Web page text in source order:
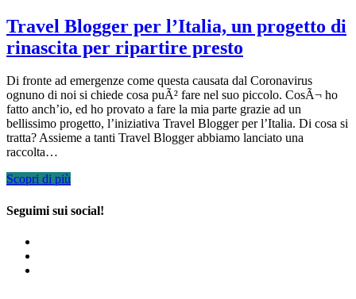
Travel Blogger per l’Italia, un progetto di
rinascita per ripartire presto
Di fronte ad emergenze come questa causata dal Coronavirus
ognuno di noi si chiede cosa puÃ² fare nel suo piccolo. CosÃ¬ ho
fatto anch’io, ed ho provato a fare la mia parte grazie ad un
bellissimo progetto, l’iniziativa Travel Blogger per l’Italia. Di cosa si
tratta? Assieme a tanti Travel Blogger abbiamo lanciato una
raccolta…
Scopri di più
Seguimi sui social!